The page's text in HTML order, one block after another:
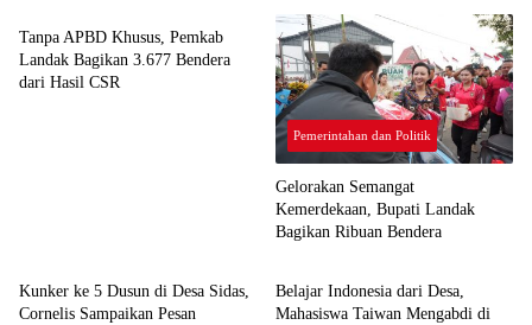
Tanpa APBD Khusus, Pemkab
Landak Bagikan 3.677 Bendera
dari Hasil CSR
Pemerintahan dan Politik
Gelorakan Semangat
Kemerdekaan, Bupati Landak
Bagikan Ribuan Bendera
Kunker ke 5 Dusun di Desa Sidas,
Cornelis Sampaikan Pesan
Pemerintahan dan Politik
Belajar Indonesia dari Desa,
Mahasiswa Taiwan Mengabdi di